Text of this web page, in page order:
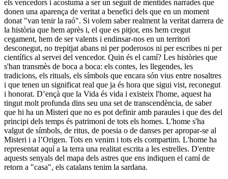
els vencedors i acostuma a ser un seguit de mentides narrades que
donen una aparença de veritat a benefici dels que en un moment
donat "van tenir la raó". Si volem saber realment la veritat darrera de
la història que hem après i, el que es pitjor, ens hem cregut
cegament, hem de ser valents i endinsar-nos en un territori
desconegut, no trepitjat abans ni per poderosos ni per escribes ni per
científics al servei del vencedor. Quin és el camí? Les històries que
s'han transmès de boca a boca: els contes, les llegendes, les
tradicions, els rituals, els símbols que encara són vius entre nosaltres
i que tenen un significat real que ja és hora que sigui vist, reconegut
i honorat. D’ençà que la Vida és vida i existeix l'home, aquest ha
tingut molt profunda dins seu una set de transcendència, de saber
que hi ha un Misteri que no es pot definir amb paraules i que des del
principi dels temps és patrimoni de tots els homes. L'home s'ha
valgut de símbols, de ritus, de poesia o de danses per apropar-se al
Misteri i a l’Origen. Tots en venim i tots els compartim. L'home ha
representat aquí a la terra una realitat escrita a les estrelles. D'entre
aquests senyals del mapa dels astres que ens indiquen el camí de
retorn a "casa", els catalans tenim la sardana.